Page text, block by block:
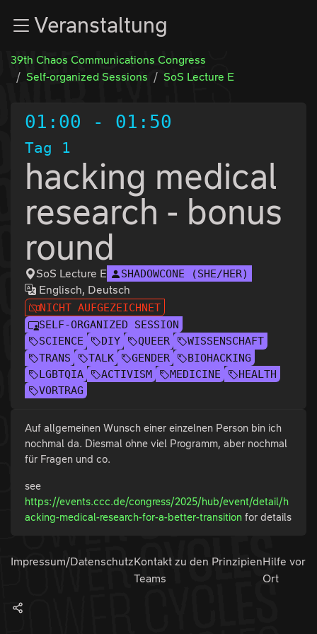
Zum InhaltVeranstaltung
39th Chaos Communications Congress
Self-organized Sessions
SoS Lecture E
01:00 - 01:50
Tag 1
hacking medical
research - bonus
round
SoS Lecture E SHADOWCONE (SHE/HER)
Englisch, Deutsch
NICHT AUFGEZEICHNET
SELF-ORGANIZED SESSION
SCIENCE
DIY QUEER
WISSENSCHAFT
TRANS
TALK GENDER
BIOHACKING
LGBTQIA
ACTIVISM MEDICINE
HEALTH
VORTRAG
Auf allgemeinen Wunsch einer einzelnen Person bin ich
nochmal da. Diesmal ohne viel Programm, aber nochmal
für Fragen und co.
see
https://events.ccc.de/congress/2025/hub/event/detail/h
acking-medical-research-for-a-better-transition for details
Impressum/DatenschutzKontakt zu den
Teams
PrinzipienHilfe vor
Ort